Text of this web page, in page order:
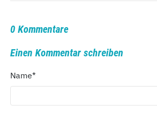
0 Kommentare
Einen Kommentar schreiben
Name*